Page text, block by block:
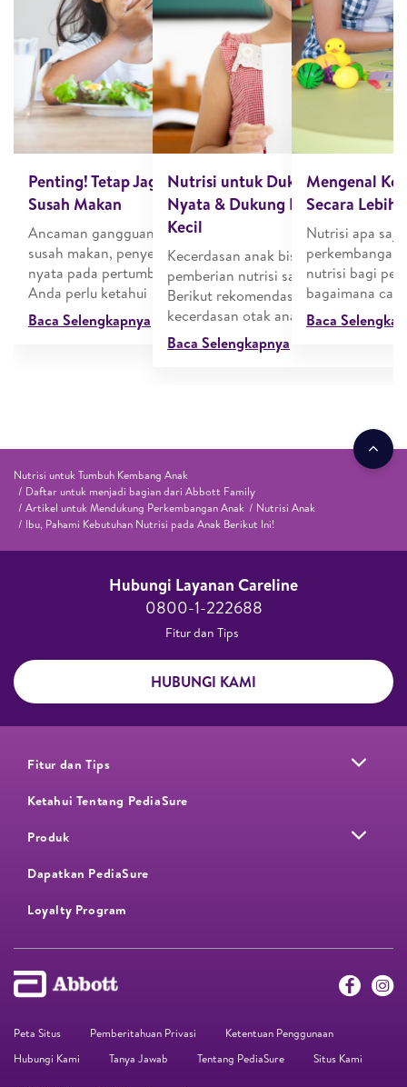
Penting! Tetap Jaga Nutrisi si Kecil yang
Susah Makan
Ancaman gangguan pertumbuhan karena
susah makan, penyebab, sampai dampak
nyata pada pertumbuhan si Kecil yang
Anda perlu ketahui
Baca Selengkapnya
Nutrisi untuk Dukung
Nyata & Dukung Kemampuan
Kecil
Kecerdasan anak bisa didukung dari
pemberian nutrisi salah satunya lewat
Berikut rekomendasi susu penambah
kecerdasan otak anak dari PediaSure
Baca Selengkapnya
Mengenal
Secara Lebih
Nutrisi apa
nutrisi bagi
bagaimana
Baca
Nutrisi untuk Tumbuh Kembang Anak
Daftar untuk menjadi bagian dari Abbott Family
Artikel untuk Mendukung Perkembangan Anak
Nutrisi Anak
Ibu, Pahami Kebutuhan Nutrisi pada Anak Berikut Ini!
Hubungi Layanan Careline​
0800-1-222688​
Fitur dan Tips ​
HUBUNGI KAMI
Fitur dan Tips
Ketahui Tentang PediaSure
Produk
Dapatkan PediaSure
Loyalty Program​
Peta Situs Pemberitahuan Privasi
Ketentuan Penggunaan
Hubungi Kami
Tanya Jawab Tentang PediaSure Situs Kami